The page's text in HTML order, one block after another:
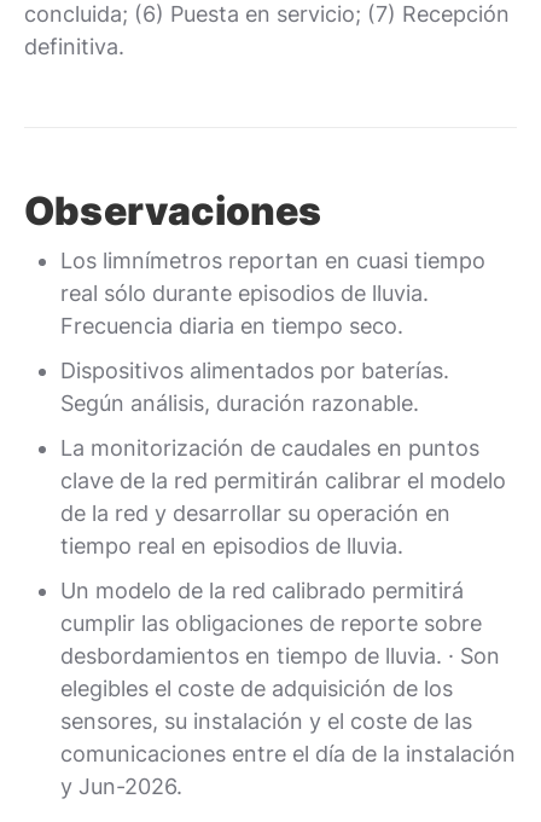
concluida; (6) Puesta en servicio; (7) Recepción
definitiva.
Observaciones
Los limnímetros reportan en cuasi tiempo
real sólo durante episodios de lluvia.
Frecuencia diaria en tiempo seco.
Dispositivos alimentados por baterías.
Según análisis, duración razonable.
La monitorización de caudales en puntos
clave de la red permitirán calibrar el modelo
de la red y desarrollar su operación en
tiempo real en episodios de lluvia.
Un modelo de la red calibrado permitirá
cumplir las obligaciones de reporte sobre
desbordamientos en tiempo de lluvia. · Son
elegibles el coste de adquisición de los
sensores, su instalación y el coste de las
comunicaciones entre el día de la instalación
y Jun-2026.